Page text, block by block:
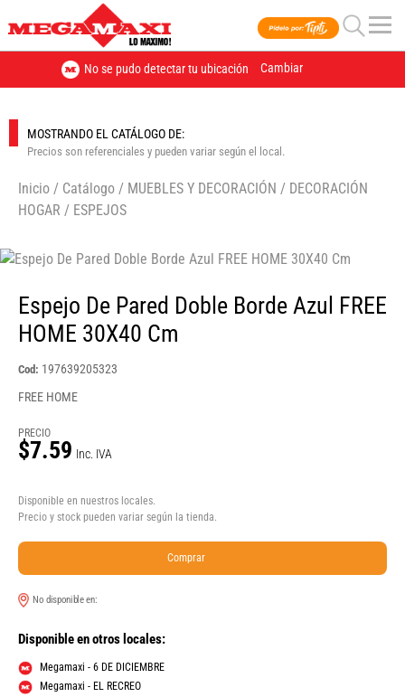
No se pudo detectar tu ubicación Cambiar
MOSTRANDO EL CATÁLOGO DE:
Precios son referenciales y pueden variar según el local.
Inicio / Catálogo / MUEBLES Y DECORACIÓN / DECORACIÓN
HOGAR / ESPEJOS
Espejo De Pared Doble Borde Azul FREE
HOME 30X40 Cm
Cod: 197639205323
FREE HOME
PRECIO
$7.59 Inc. IVA
Disponible en nuestros locales.
Precio y stock pueden variar según la tienda.
Comprar
No disponible en:
Disponible en otros locales:
Megamaxi - 6 DE DICIEMBRE
Megamaxi - EL RECREO